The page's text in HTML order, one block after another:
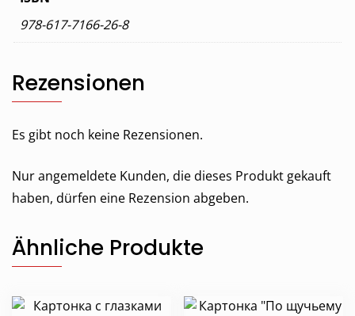
978-617-7166-26-8
Rezensionen
Es gibt noch keine Rezensionen.
Nur angemeldete Kunden, die dieses Produkt gekauft
haben, dürfen eine Rezension abgeben.
Ähnliche Produkte